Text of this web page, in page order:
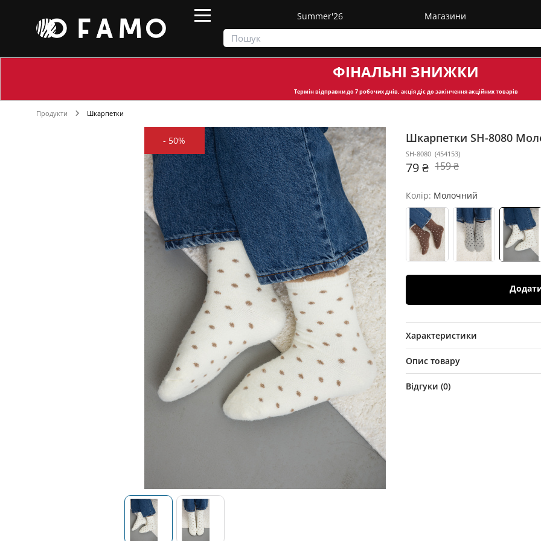
Summer'26 Магазини
ФІНАЛЬНІ ЗНИЖКИ
Термін відправкидо 7 робочих днів, акція діє до закінчення акційних товарів
Продукти Шкарпетки
- 50% Шкарпетки SH-8080
SH-8080 (454153)
79 ₴ 159 ₴
Колір: Молочний
Характеристики
Опис товару
Відгуки (0)